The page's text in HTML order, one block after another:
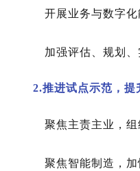
开展业务与数字
加强评估、规划
2.推进试点示范，提
聚焦主责主业，
聚焦智能制造，